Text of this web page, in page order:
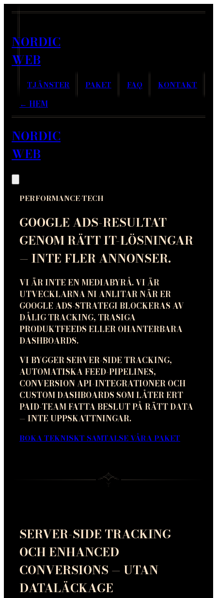
NORDIC
WEB
TJÄNSTER PAKET FAQ KONTAKT
← HEM
NORDIC
WEB
PERFORMANCE-TECH
GOOGLE ADS-RESULTAT
GENOM RÄTT IT-LÖSNINGAR
— INTE FLER ANNONSER.
VI ÄR INTE EN MEDIABYRÅ. VI ÄR
UTVECKLARNA NI ANLITAR NÄR ER
GOOGLE ADS-STRATEGI BLOCKERAS AV
DÅLIG TRACKING, TRASIGA
PRODUKTFEEDS ELLER OHANTERBARA
DASHBOARDS.
VI BYGGER SERVER-SIDE TRACKING,
AUTOMATISKA FEED-PIPELINES,
CONVERSION API-INTEGRATIONER OCH
CUSTOM DASHBOARDS SOM LÅTER ERT
PAID-TEAM FATTA BESLUT PÅ RÄTT DATA
— INTE UPPSKATTNINGAR.
BOKA TEKNISKT SAMTALSE VÅRA PAKET
SERVER-SIDE TRACKING
OCH ENHANCED
CONVERSIONS — UTAN
DATALÄCKAGE